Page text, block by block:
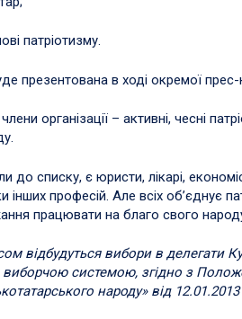
патріотизму.
презентована в ході окремої прес-
організації – активні, чесні
до списку, є юристи, лікарі,
інших професій. Але всіх об’єднує
працювати на благо свого
відбудуться вибори в делегати
системою, згідно з
народу» від 12.01.2013